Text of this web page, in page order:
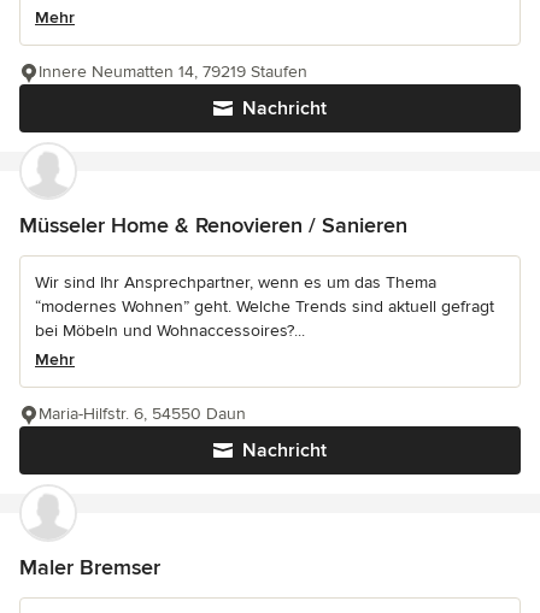
Mehr
Nachricht
Innere Neumatten 14, 79219 Staufen
Müsseler Home & Renovieren / Sanieren
Wir sind Ihr Ansprechpartner, wenn es um das Thema
“modernes Wohnen” geht. Welche Trends sind aktuell gefragt
bei Möbeln und Wohnaccessoires?...
Mehr
Nachricht
Maria-Hilfstr. 6, 54550 Daun
Maler Bremser